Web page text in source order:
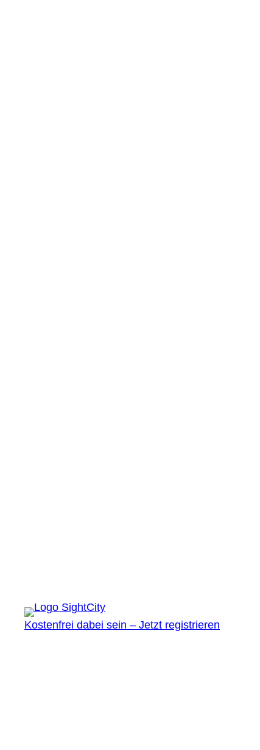
Kostenfrei dabei sein – Jetzt registrieren